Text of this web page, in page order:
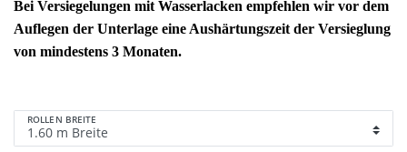
Bei Versiegelungen mit Wasserlacken empfehlen wir vor dem
Auflegen der Unterlage eine Aushärtungszeit der Versieglung
von mindestens 3 Monaten.
ROLLEN BREITE